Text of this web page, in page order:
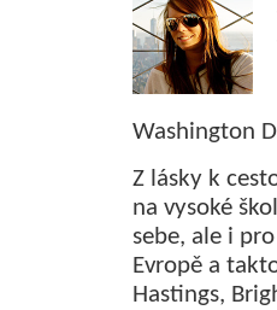
Washington
Z lásky k
na vysoké
sebe, ale i
Evropě a
Hastings,